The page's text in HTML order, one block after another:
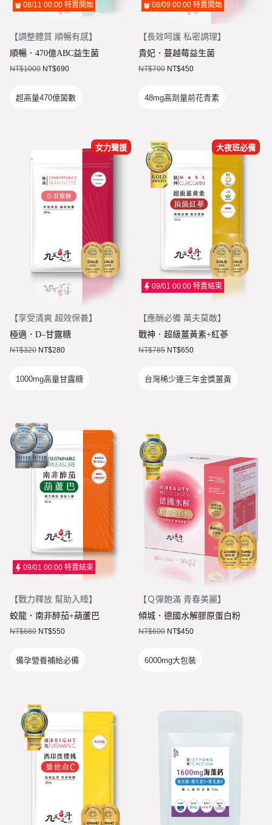
【調整體質 順暢有感】
順暢．470億ABC益生菌
08/11 00:00 特賣開始
NT$1000 NT$690
超高量470億菌數
【長效呵護 私密調理】
貴妃．蔓越莓益生菌
08/09 00:00 特賣開始
NT$700 NT$450
48mg高劑量前花青素
女力聲援
【享受清爽 超效保養】
極適．D–甘露糖
NT$320 NT$280
1000mg高量甘露糖
大夜班必備
【應酬必備 萬夫莫敵】
戰神．超級薑黃素+紅蔘
09/01 00:00 特賣結束
NT$785 NT$650
台灣稀少連三年金獎薑黃
【戰力釋放 幫助入睡】
蛟龍．南非醉茄+葫蘆巴
09/01 00:00 特賣結束
NT$680 NT$550
備孕營養補給必備
【 Ｑ彈飽滿 青春美麗】
傾城．德國水解膠原蛋白粉
NT$600 NT$450
6000mg大包裝